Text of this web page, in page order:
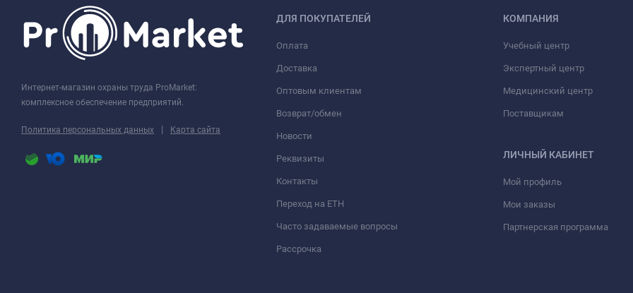
Интернет-магазин охраны труда ProMarket:
комплексное обеспечение предприятий.
Политика персональных данных | Карта сайта
ДЛЯ ПОКУПАТЕЛЕЙ
Оплата
Доставка
Оптовым клиентам
Возврат/обмен
Новости
Реквизиты
Контакты
Переход на ЕТН
Часто задаваемые вопросы
Рассрочка
КОМПАНИЯ
Учебный центр
Экспертный центр
Медицинский центр
Поставщикам
ЛИЧНЫЙ КАБИНЕТ
Мой профиль
Мои заказы
Партнерская программа